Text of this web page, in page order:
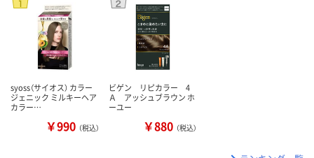
syoss（サイオス） カラー
ジェニック ミルキーヘア
カラー…
￥990 （税込）
ビゲン リピカラー 4
Ａ アッシュブラウン ホ
ーユー
￥880 （税込）